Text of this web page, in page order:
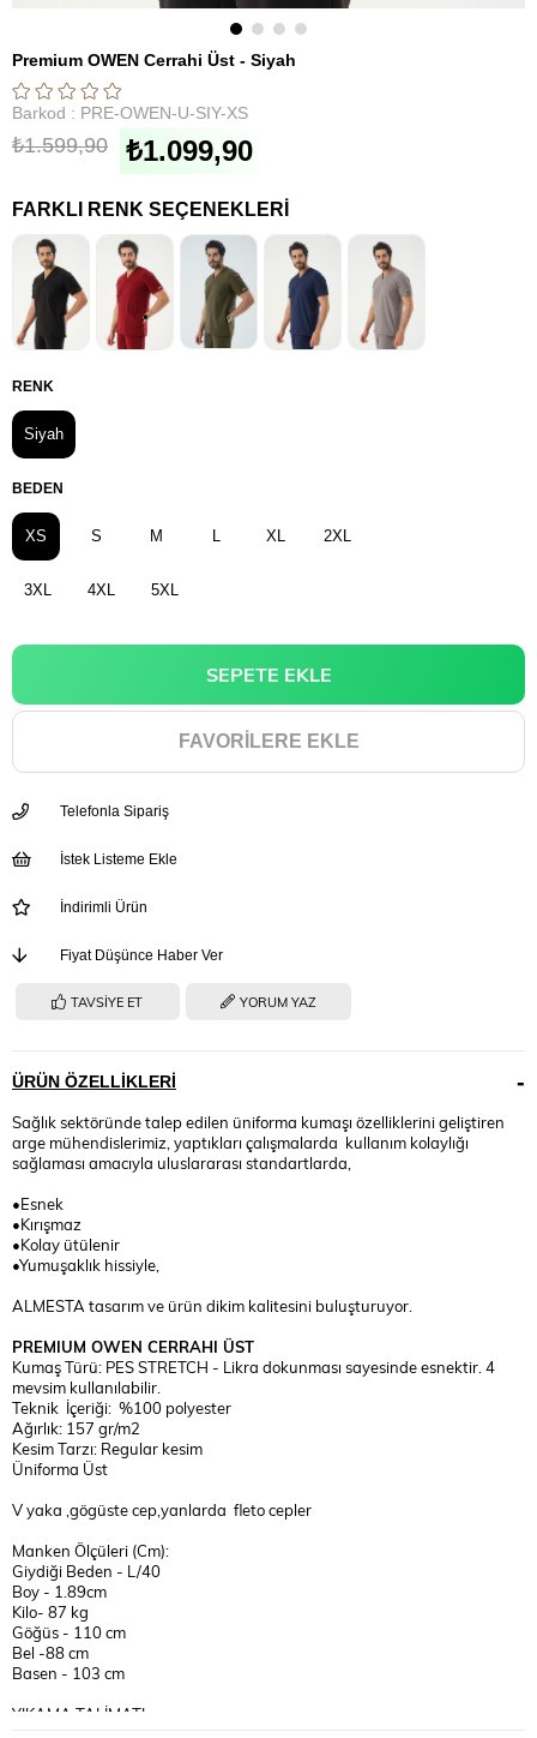
Premium OWEN Cerrahi Üst - Siyah
Barkod : PRE-OWEN-U-SIY-XS
₺1.599,90 ₺1.099,90
FARKLI RENK SEÇENEKLERI
RENK
Siyah
BEDEN
XS S M L XL 2XL
3XL 4XL 5XL
FAVORILERE EKLE
Telefonla Sipariş
İstek Listeme Ekle
İndirimli Ürün
Fiyat Düşünce Haber Ver
TAVSIYE ET YORUM YAZ
ÜRÜN ÖZELLIKLERI
Sağlık sektöründe talep edilen üniforma kumaşı özelliklerini geliştiren
arge mühendislerimiz, yaptıkları çalışmalarda kullanım kolaylığı
sağlaması amacıyla uluslararası standartlarda,
•Esnek
•Kırışmaz
•Kolay ütülenir
•Yumuşaklık hissiyle,
ALMESTA tasarım ve ürün dikim kalitesini buluşturuyor.
PREMIUM OWEN CERRAHI ÜST
Kumaş Türü: PES STRETCH - Likra dokunması sayesinde esnektir. 4
mevsim kullanılabilir.
Teknik İçeriği: %100 polyester
Ağırlık: 157 gr/m2
Kesim Tarzı: Regular kesim
Üniforma Üst
V yaka ,gögüste cep,yanlarda fleto cepler
Manken Ölçüleri (Cm):
Giydiği Beden - L/40
Boy - 1.89cm
Kilo- 87 kg
Göğüs - 110 cm
Bel -88 cm
Basen - 103 cm
YIKAMA TALİMATI: